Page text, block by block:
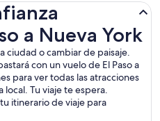
a Nueva York
ciudad o cambiar de paisaje.
con un vuelo de El Paso a
para ver todas las atracciones
Tu viaje te espera.
itinerario de viaje para